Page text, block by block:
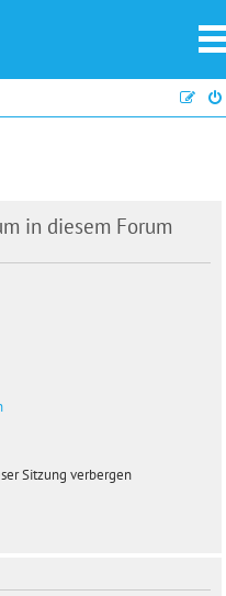
in diesem Forum
Sitzung verbergen